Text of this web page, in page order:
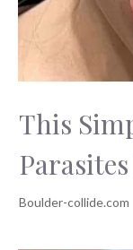
This